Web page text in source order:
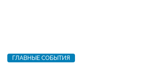
ГЛАВНЫЕ СОБЫТИЯ